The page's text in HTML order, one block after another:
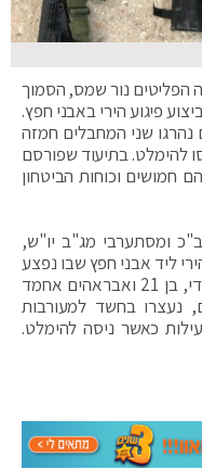
הפליטים נור שמס, הסמוך
פיגוע הירי באבני חפץ.
שני המחבלים חמזה
א-שאפעי, בני ה-22, שניסו להימלט. בתיעוד שפורסם
חמושים וכוחות הביטחון
ומסתערבי מג"ב יו"ש,
ליד אבני חפץ שבו נפצע
רן רוזן. בנוסף מחמד עבד אלפתאח בלידי, בן 21 ואבראהים אחמד
כרם, נעצרו בחשד למעורבות
כאשר ניסה להימלט.